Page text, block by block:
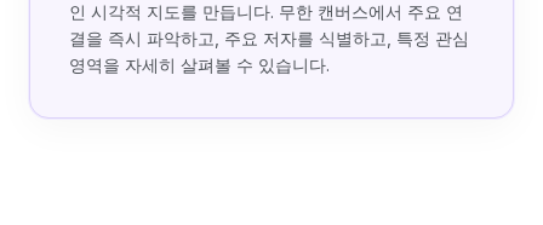
인 시각적 지도를 만듭니다. 무한 캔버스에서 주요 연
결을 즉시 파악하고, 주요 저자를 식별하고, 특정 관심
영역을 자세히 살펴볼 수 있습니다.